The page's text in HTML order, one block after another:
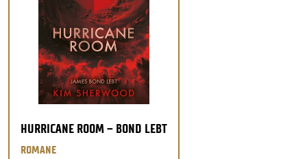
HURRICANE ROOM – BOND LEBT
ROMANE